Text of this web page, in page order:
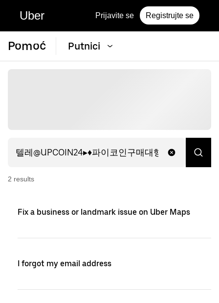
Uber Prijavite se Registrujte se
Pomoć Putnici
2 results
Fix a business or landmark issue on Uber Maps
I forgot my email address